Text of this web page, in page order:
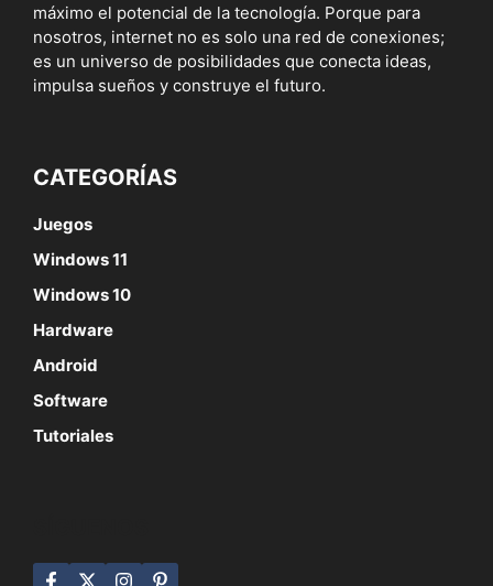
máximo el potencial de la tecnología. Porque para
nosotros, internet no es solo una red de conexiones;
es un universo de posibilidades que conecta ideas,
impulsa sueños y construye el futuro.
CATEGORÍAS
Juegos
Windows 11
Windows 10
Hardware
Android
Software
Tutoriales